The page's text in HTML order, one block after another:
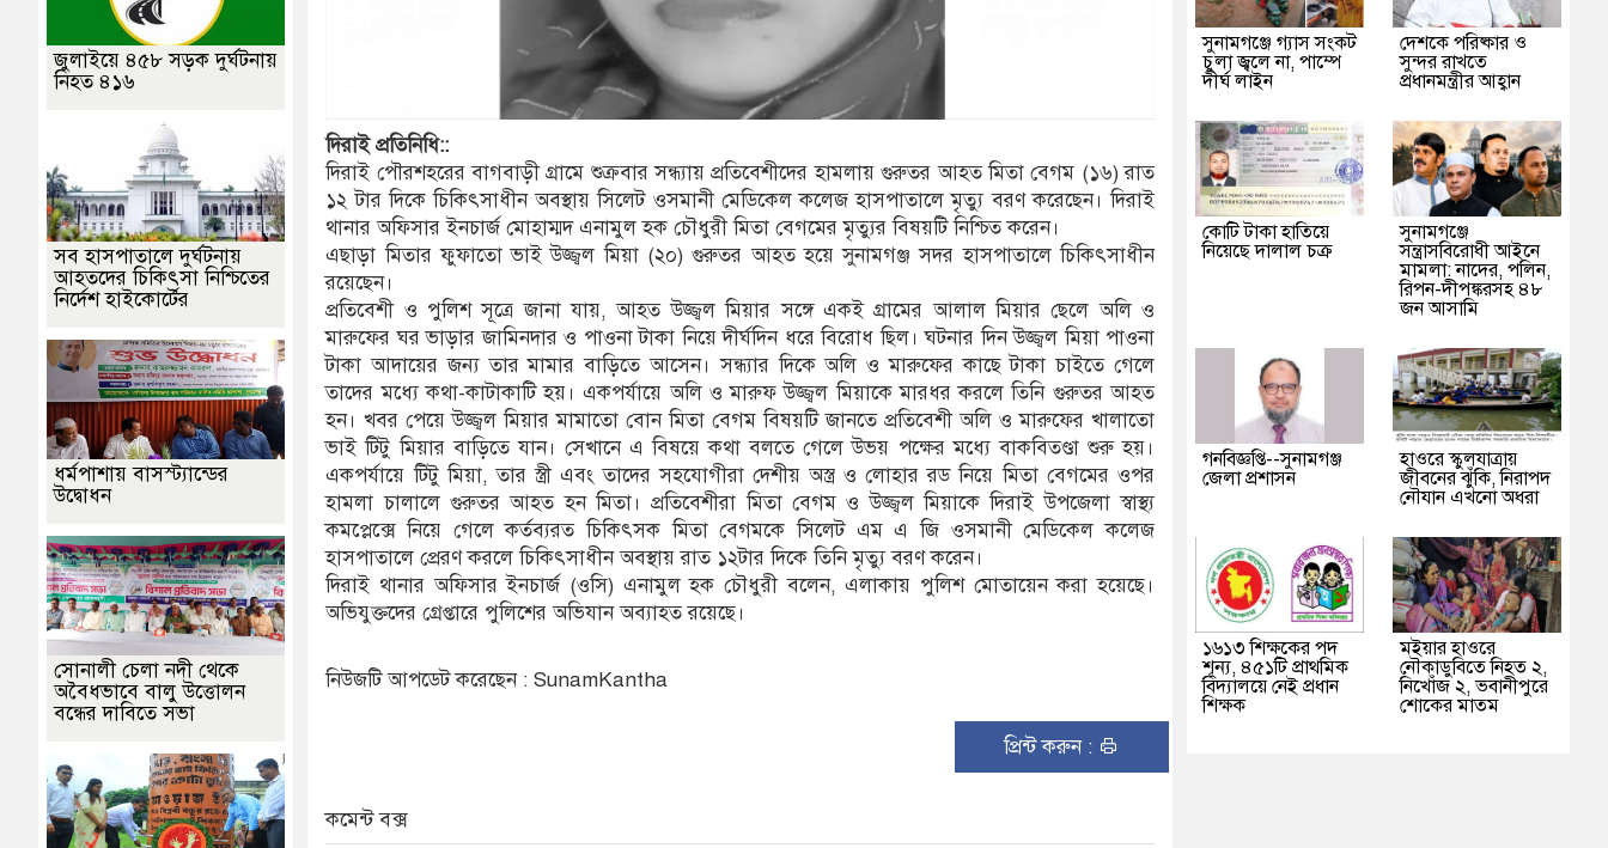
দিরাই প্রতিনিধি::
দিরাই পৌরশহরের বাগবাড়ী গ্রামে শুক্রবার সন্ধ্যায় প্রতিবেশীদের হামলায় গুরুতর আহত মিতা বেগম (১৬) রাত
১২ টার দিকে চিকিৎসাধীন অবস্থায় সিলেট ওসমানী মেডিকেল কলেজ হাসপাতালে মৃত্যু বরণ করেছেন। দিরাই
থানার অফিসার ইনচার্জ মোহাম্মদ এনামুল হক চৌধুরী মিতা বেগমের মৃত্যুর বিষয়টি নিশ্চিত করেন।
এছাড়া মিতার ফুফাতো ভাই উজ্জ্বল মিয়া (২০) গুরুতর আহত হয়ে সুনামগঞ্জ সদর হাসপাতালে চিকিৎসাধীন
রয়েছেন।
প্রতিবেশী ও পুলিশ সূত্রে জানা যায়, আহত উজ্জ্বল মিয়ার সঙ্গে একই গ্রামের আলাল মিয়ার ছেলে অলি ও
মারুফের ঘর ভাড়ার জামিনদার ও পাওনা টাকা নিয়ে দীর্ঘদিন ধরে বিরোধ ছিল। ঘটনার দিন উজ্জ্বল মিয়া পাওনা
টাকা আদায়ের জন্য তার মামার বাড়িতে আসেন। সন্ধ্যার দিকে অলি ও মারুফের কাছে টাকা চাইতে গেলে
তাদের মধ্যে কথা-কাটাকাটি হয়। একপর্যায়ে অলি ও মারুফ উজ্জ্বল মিয়াকে মারধর করলে তিনি গুরুতর আহত
হন। খবর পেয়ে উজ্জ্বল মিয়ার মামাতো বোন মিতা বেগম বিষয়টি জানতে প্রতিবেশী অলি ও মারুফের খালাতো
ভাই টিটু মিয়ার বাড়িতে যান। সেখানে এ বিষয়ে কথা বলতে গেলে উভয় পক্ষের মধ্যে বাকবিতণ্ডা শুরু হয়।
একপর্যায়ে টিটু মিয়া, তার স্ত্রী এবং তাদের সহযোগীরা দেশীয় অস্ত্র ও লোহার রড নিয়ে মিতা বেগমের ওপর
হামলা চালালে গুরুতর আহত হন মিতা। প্রতিবেশীরা মিতা বেগম ও উজ্জ্বল মিয়াকে দিরাই উপজেলা স্বাস্থ্য
কমপ্লেক্সে নিয়ে গেলে কর্তব্যরত চিকিৎসক মিতা বেগমকে সিলেট এম এ জি ওসমানী মেডিকেল কলেজ
হাসপাতালে প্রেরণ করলে চিকিৎসাধীন অবস্থায় রাত ১২টার দিকে তিনি মৃত্যু বরণ করেন।
দিরাই থানার অফিসার ইনচার্জ (ওসি) এনামুল হক চৌধুরী বলেন, এলাকায় পুলিশ মোতায়েন করা হয়েছে।
অভিযুক্তদের গ্রেপ্তারে পুলিশের অভিযান অব্যাহত রয়েছে।
নিউজটি আপডেট করেছেন : SunamKantha
প্রিন্ট করুন :
কমেন্ট বক্স
জুলাইয়ে ৪৫৮ সড়ক দুর্ঘটনায়
নিহত ৪১৬
সব হাসপাতালে দুর্ঘটনায়
আহতদের চিকিৎসা নিশ্চিতের
নির্দেশ হাইকোর্টের
ধর্মপাশায় বাসস্ট্যান্ডের
উদ্বোধন
সোনালী চেলা নদী থেকে
অবৈধভাবে বালু উত্তোলন
বন্ধের দাবিতে সভা
সুনামগঞ্জে গ্যাস সংকট
চুলা জ্বলে না, পাম্পে
দীর্ঘ লাইন
দেশকে পরিষ্কার ও
সুন্দর রাখতে
প্রধানমন্ত্রীর আহ্বান
কোটি টাকা হাতিয়ে
নিয়েছে দালাল চক্র
‎সুনামগঞ্জে
সন্ত্রাসবিরোধী আইনে
মামলা: নাদের, পলিন,
রিপন-দীপঙ্করসহ ৪৮
জন আসামি
গনবিজ্ঞপ্তি--সুনামগঞ্জ
জেলা প্রশাসন
হাওরে স্কুলযাত্রায়
জীবনের ঝুঁকি, নিরাপদ
নৌযান এখনো অধরা
১৬১৩ শিক্ষকের পদ
শূন্য, ৪৫১টি প্রাথমিক
বিদ্যালয়ে নেই প্রধান
শিক্ষক
মইয়ার হাওরে
নৌকাডুবিতে নিহত ২,
নিখোঁজ ২, ভবানীপুরে
শোকের মাতম